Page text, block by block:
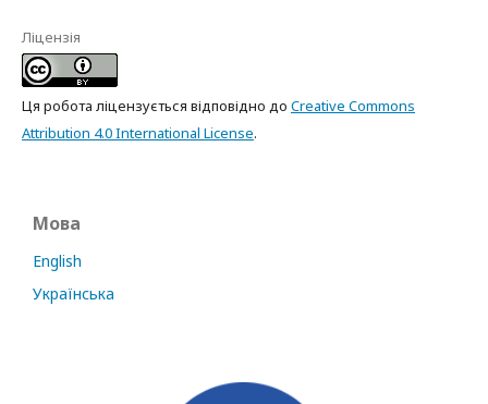
Ліцензія
Ця робота ліцензується відповідно до Creative Commons
Attribution 4.0 International License.
Мова
English
Українська